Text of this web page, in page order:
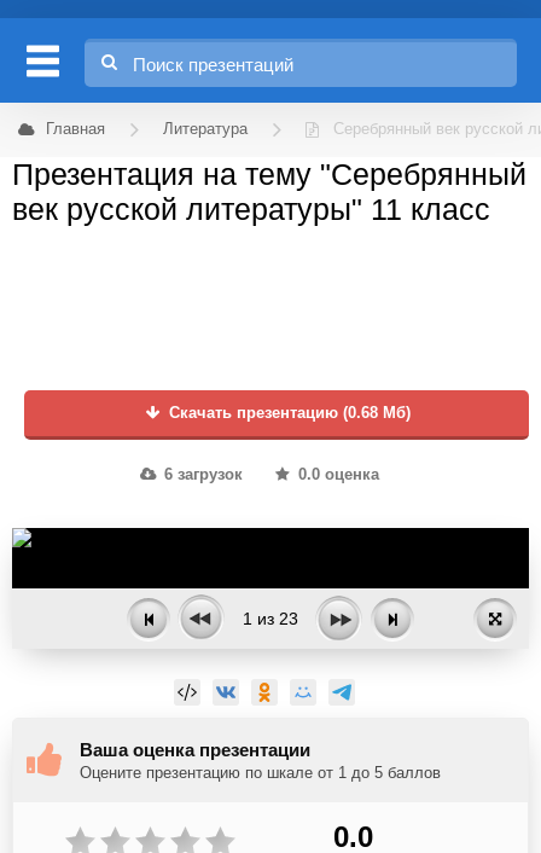
Главная Литература Серебрянный век русской
Презентация на тему "Серебрянный
век русской литературы" 11 класс
Скачать презентацию (0.68 Мб)
6 загрузок 0.0 оценка
1 из 23
Ваша оценка презентации
Оцените презентацию по шкале от 1 до 5 баллов
0.0